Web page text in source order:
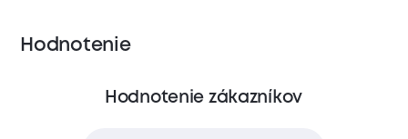
Hodnotenie
Hodnotenie zákazníkov